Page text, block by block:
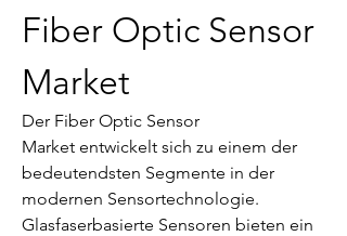
Fiber Optic Sensor
Market
Der Fiber Optic Sensor
Market entwickelt sich zu einem der
bedeutendsten Segmente in der
modernen Sensortechnologie.
Glasfaserbasierte Sensoren bieten ein